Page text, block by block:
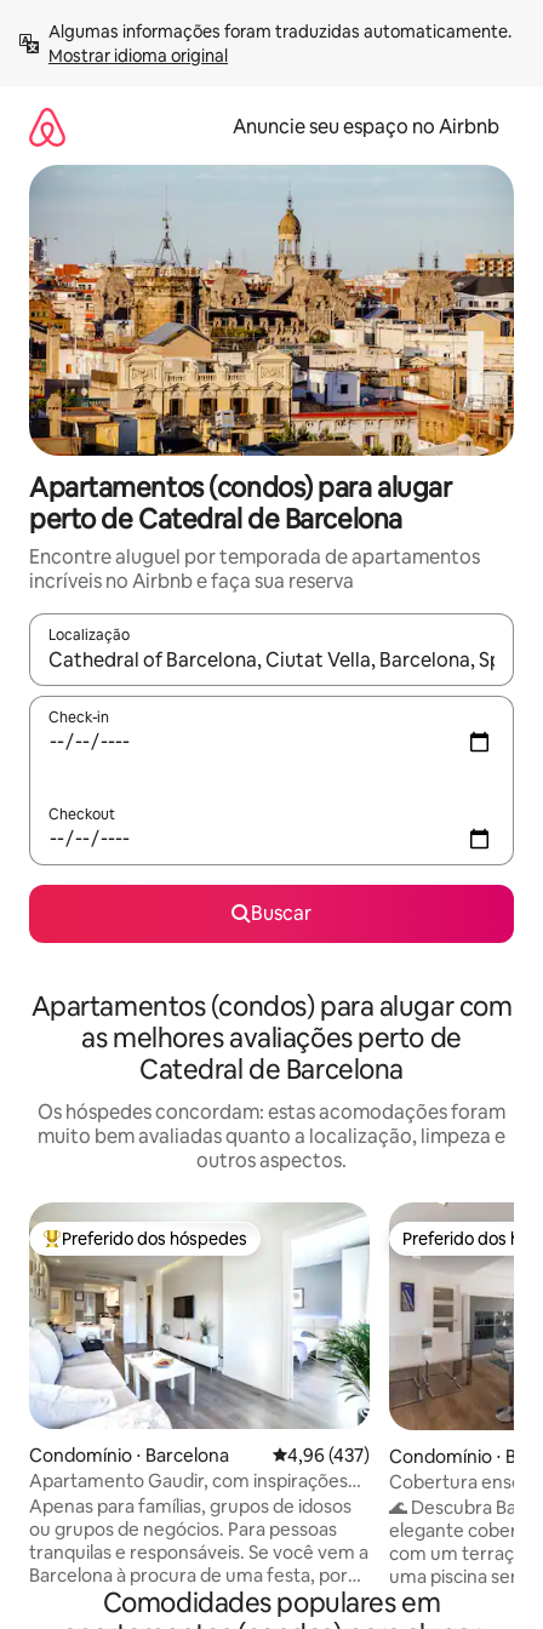
para
Mostrar idioma original
Anuncie seu espaço no Airbnb
Apartamentos (condos) para alugar
perto de Catedral de Barcelona
Encontre aluguel por temporada de apartamentos
incríveis no Airbnb e faça sua reserva
Localização
Quando os resultados estiverem disponíveis, explore-os
Check-in
Checkout
Buscar
Apartamentos (condos) para alugar com
as melhores avaliações perto de
Catedral de Barcelona
Os hóspedes concordam: estas acomodações foram
muito bem avaliadas quanto a localização, limpeza e
outros aspectos.
Entre os melhores preferidos dos hóspedes
Preferido dos hóspedes
Condomínio ⋅ Barcelona 4,96 de uma avaliação média de
4,96 (437)
Apartamento Gaudir, com inspirações
modernistas. Iluminado, central e
seguro.
Apenas para famílias, grupos de idosos
ou grupos de negócios. Para pessoas
tranquilas e responsáveis. Se você vem a
Barcelona à procura de uma festa, por
favor, escolha outro apartamento.
Apartamento confortável, tranquilo e
Preferido dos
Preferido dos
Condomínio ⋅
Cobertura
piscina perto da
🌊 Descubra
elegante
com um terraço
uma piscina
casais, o
em uma rua
Comodidades populares em